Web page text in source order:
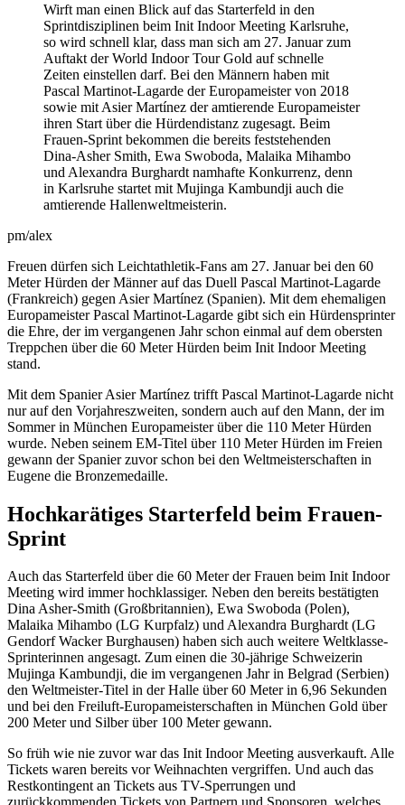
Wirft man einen Blick auf das Starterfeld in den
Sprintdisziplinen beim Init Indoor Meeting Karlsruhe,
so wird schnell klar, dass man sich am 27. Januar zum
Auftakt der World Indoor Tour Gold auf schnelle
Zeiten einstellen darf. Bei den Männern haben mit
Pascal Martinot-Lagarde der Europameister von 2018
sowie mit Asier Martínez der amtierende Europameister
ihren Start über die Hürdendistanz zugesagt. Beim
Frauen-Sprint bekommen die bereits feststehenden
Dina-Asher Smith, Ewa Swoboda, Malaika Mihambo
und Alexandra Burghardt namhafte Konkurrenz, denn
in Karlsruhe startet mit Mujinga Kambundji auch die
amtierende Hallenweltmeisterin.
pm/alex
Freuen dürfen sich Leichtathletik-Fans am 27. Januar bei den 60
Meter Hürden der Männer auf das Duell Pascal Martinot-Lagarde
(Frankreich) gegen Asier Martínez (Spanien). Mit dem ehemaligen
Europameister Pascal Martinot-Lagarde gibt sich ein Hürdensprinter
die Ehre, der im vergangenen Jahr schon einmal auf dem obersten
Treppchen über die 60 Meter Hürden beim Init Indoor Meeting
stand.
Mit dem Spanier Asier Martínez trifft Pascal Martinot-Lagarde nicht
nur auf den Vorjahreszweiten, sondern auch auf den Mann, der im
Sommer in München Europameister über die 110 Meter Hürden
wurde. Neben seinem EM-Titel über 110 Meter Hürden im Freien
gewann der Spanier zuvor schon bei den Weltmeisterschaften in
Eugene die Bronzemedaille.
Hochkarätiges Starterfeld beim Frauen-
Sprint
Auch das Starterfeld über die 60 Meter der Frauen beim Init Indoor
Meeting wird immer hochklassiger. Neben den bereits bestätigten
Dina Asher-Smith (Großbritannien), Ewa Swoboda (Polen),
Malaika Mihambo (LG Kurpfalz) und Alexandra Burghardt (LG
Gendorf Wacker Burghausen) haben sich auch weitere Weltklasse-
Sprinterinnen angesagt. Zum einen die 30-jährige Schweizerin
Mujinga Kambundji, die im vergangenen Jahr in Belgrad (Serbien)
den Weltmeister-Titel in der Halle über 60 Meter in 6,96 Sekunden
und bei den Freiluft-Europameisterschaften in München Gold über
200 Meter und Silber über 100 Meter gewann.
So früh wie nie zuvor war das Init Indoor Meeting ausverkauft. Alle
Tickets waren bereits vor Weihnachten vergriffen. Und auch das
Restkontingent an Tickets aus TV-Sperrungen und